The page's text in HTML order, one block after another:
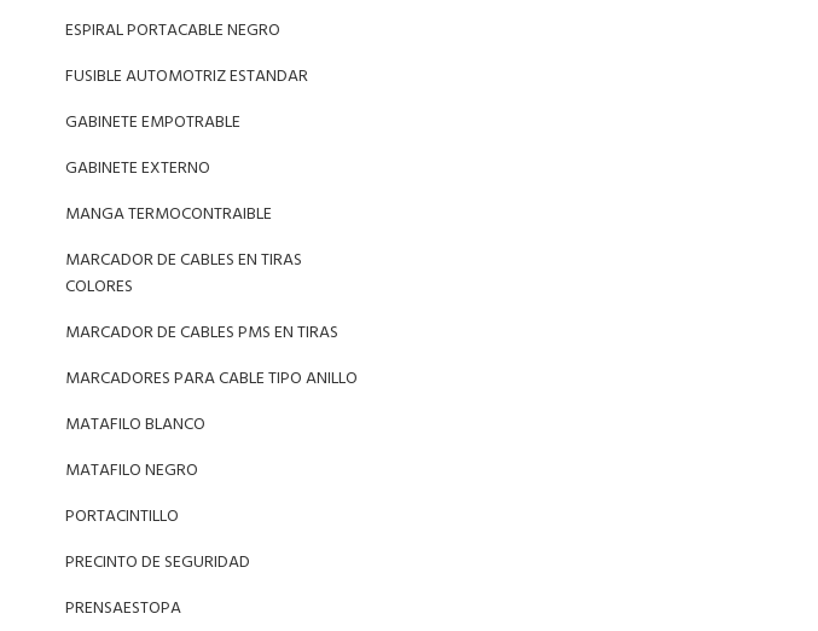
ESPIRAL PORTACABLE NEGRO
FUSIBLE AUTOMOTRIZ ESTANDAR
GABINETE EMPOTRABLE
GABINETE EXTERNO
MANGA TERMOCONTRAIBLE
MARCADOR DE CABLES EN TIRAS
COLORES
MARCADOR DE CABLES PMS EN TIRAS
MARCADORES PARA CABLE TIPO ANILLO
MATAFILO BLANCO
MATAFILO NEGRO
PORTACINTILLO
PRECINTO DE SEGURIDAD
PRENSAESTOPA